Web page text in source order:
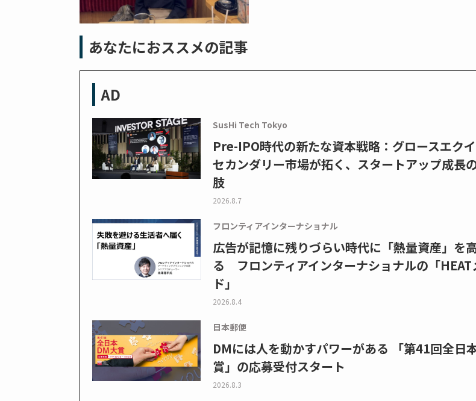
あなたにおススメの記事
AD
SusHi Tech Tokyo
Pre-IPO時代の新たな資本戦略：グロースエク
セカンダリー市場が拓く、スタートアップ成長
肢
2026.8.7
フロンティアインターナショナル
広告が記憶に残りづらい時代に「熱量資産」を
る フロンティアインターナショナルの「HEAT
ド」
2026.8.4
日本郵便
DMには人を動かすパワーがある 「第41回全日
賞」の応募受付スタート
2026.8.3